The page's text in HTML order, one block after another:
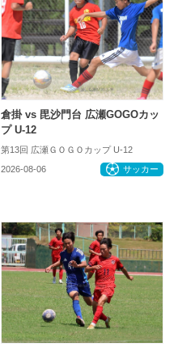
倉掛 vs 毘沙門台 広瀬GOGOカッ
プ U-12
第13回 広瀬ＧＯＧＯカップ U-12
2026-08-06 サッカー